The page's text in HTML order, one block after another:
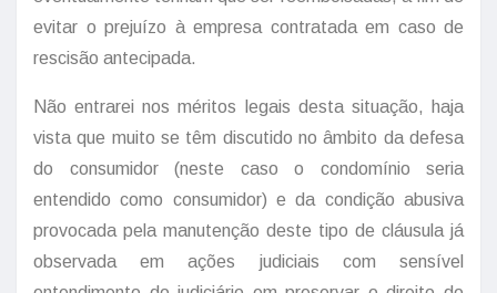
evitar o prejuízo à empresa contratada em caso de
rescisão antecipada.
Não entrarei nos méritos legais desta situação, haja
vista que muito se têm discutido no âmbito da defesa
do consumidor (neste caso o condomínio seria
entendido como consumidor) e da condição abusiva
provocada pela manutenção deste tipo de cláusula já
observada em ações judiciais com sensível